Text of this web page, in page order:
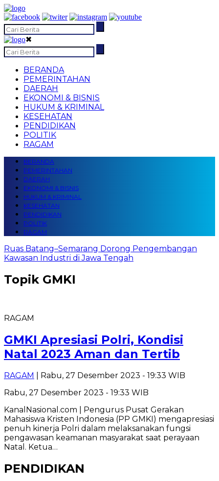
✖
BERANDA
PEMERINTAHAN
DAERAH
EKONOMI & BISNIS
HUKUM & KRIMINAL
KESEHATAN
PENDIDIKAN
POLITIK
RAGAM
BERANDA
PEMERINTAHAN
DAERAH
EKONOMI & BISNIS
HUKUM & KRIMINAL
KESEHATAN
PENDIDIKAN
POLITIK
RAGAM
Ruas Batang–Semarang Dorong Pengembangan
Kawasan Industri di Jawa Tengah
Topik GMKI
RAGAM
GMKI Apresiasi Polri, Kondisi
Natal 2023 Aman dan Tertib
RAGAM
| Rabu, 27 Desember 2023 - 19:33 WIB
Rabu, 27 Desember 2023 - 19:33 WIB
KanalNasional.com | Pengurus Pusat Gerakan
Mahasiswa Kristen Indonesia (PP GMKI) mengapresiasi
penuh kinerja Polri dalam melaksanakan fungsi
pengawasan keamanan masyarakat saat perayaan
Natal. Ketua…
PENDIDIKAN